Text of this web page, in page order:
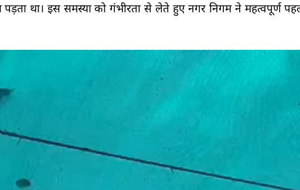
था। इस समस्या को गंभीरता से लेते हुए नगर निगम ने महत्वपूर्ण